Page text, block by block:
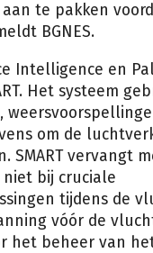
te pakken
BGNES.
Intelligence en
Het systeem
om de
SMART vervangt
bij cruciale
tijdens de
vóór de
het beheer van